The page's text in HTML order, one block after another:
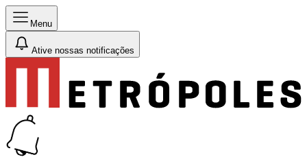
Menu
Ative nossas notificações